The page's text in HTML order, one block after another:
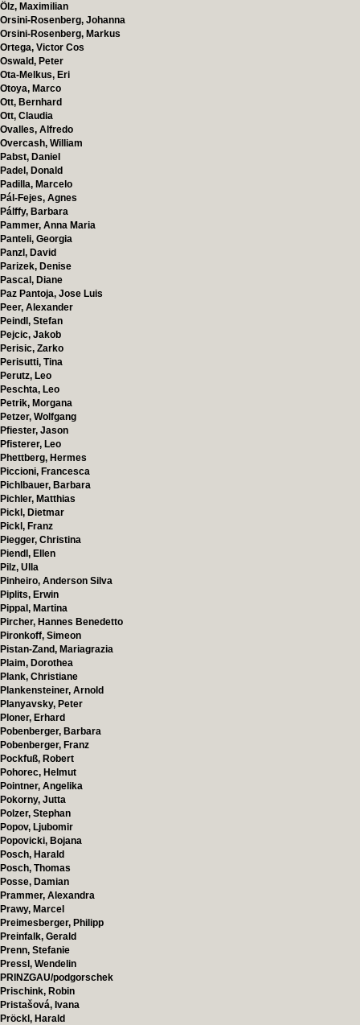
Ölz, Maximilian
Orsini-Rosenberg, Johanna
Orsini-Rosenberg, Markus
Ortega, Victor Cos
Oswald, Peter
Ota-Melkus, Eri
Otoya, Marco
Ott, Bernhard
Ott, Claudia
Ovalles, Alfredo
Overcash, William
Pabst, Daniel
Padel, Donald
Padilla, Marcelo
Pál-Fejes, Agnes
Pálffy, Barbara
Pammer, Anna Maria
Panteli, Georgia
Panzl, David
Parizek, Denise
Pascal, Diane
Paz Pantoja, Jose Luis
Peer, Alexander
Peindl, Stefan
Pejcic, Jakob
Perisic, Zarko
Perisutti, Tina
Perutz, Leo
Peschta, Leo
Petrik, Morgana
Petzer, Wolfgang
Pfiester, Jason
Pfisterer, Leo
Phettberg, Hermes
Piccioni, Francesca
Pichlbauer, Barbara
Pichler, Matthias
Pickl, Dietmar
Pickl, Franz
Piegger, Christina
Piendl, Ellen
Pilz, Ulla
Pinheiro, Anderson Silva
Piplits, Erwin
Pippal, Martina
Pircher, Hannes Benedetto
Pironkoff, Simeon
Pistan-Zand, Mariagrazia
Plaim, Dorothea
Plank, Christiane
Plankensteiner, Arnold
Planyavsky, Peter
Ploner, Erhard
Pobenberger, Barbara
Pobenberger, Franz
Pockfuß, Robert
Pohorec, Helmut
Pointner, Angelika
Pokorny, Jutta
Polzer, Stephan
Popov, Ljubomir
Popovicki, Bojana
Posch, Harald
Posch, Thomas
Posse, Damian
Prammer, Alexandra
Prawy, Marcel
Preimesberger, Philipp
Preinfalk, Gerald
Prenn, Stefanie
Pressl, Wendelin
PRINZGAU/podgorschek
Prischink, Robin
Pristašová, Ivana
Pröckl, Harald